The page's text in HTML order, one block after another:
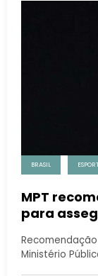
BRASIL
MPT
para
Ministério